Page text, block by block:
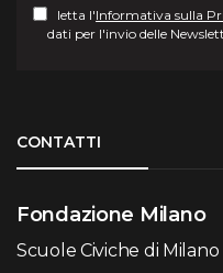
letta l'Informativa sulla
dati per l'invio delle
CONTATTI
Fondazione Milano
Scuole Civiche di Milano